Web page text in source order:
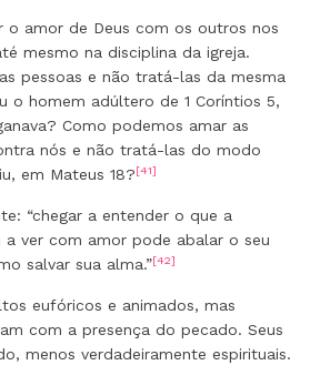
amor de Deus com os outros nos
mesmo na disciplina da igreja.
pessoas e não tratá-las da mesma
o homem adúltero de 1 Coríntios 5,
Como podemos amar as
nós e não tratá-las do modo
em Mateus 18?[41]
“chegar a entender o que a
a ver com amor pode abalar o seu
salvar sua alma.”[42]
eufóricos e animados, mas
com a presença do pecado. Seus
menos verdadeiramente espirituais.